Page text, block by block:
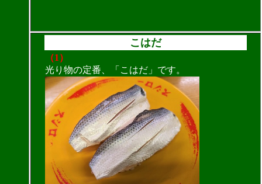
こはだ
（1）
光り物の定番、「こはだ」です。